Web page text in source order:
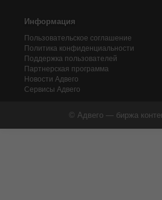
Информация
Пользовательское соглашение
Политика конфиденциальности
Поддержка пользователей
Партнерская программа
Новости Адвего
Сервисы Адвего
© Адвего — биржа